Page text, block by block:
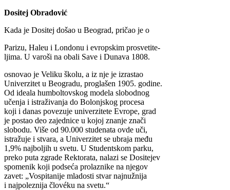
Dositej Obradović
Kada je Dositej došao u Beograd, pričao je o
Parizu, Haleu i Londonu i evropskim prosvetite-
ljima. U varoši na obali Save i Dunava 1808.
osnovao je Veliku školu, a iz nje je izrastao
Univerzitet u Beogradu, proglašen 1905. godine.
Od ideala humboltovskog modela slobodnog
učenja i istraživanja do Bolonjskog procesa
koji i danas povezuje univerzitete Evrope, grad
je postao deo zajednice u kojoj znanje znači
slobodu. Više od 90.000 studenata ovde uči,
istražuje i stvara, a Univerzitet se ubraja među
1,9% najboljih u svetu. U Studentskom parku,
preko puta zgrade Rektorata, nalazi se Dositejev
spomenik koji podseća prolaznike na njegov
zavet: „Vospitanije mladosti stvar najnužnija
i najpoleznija človéku na svetu.“